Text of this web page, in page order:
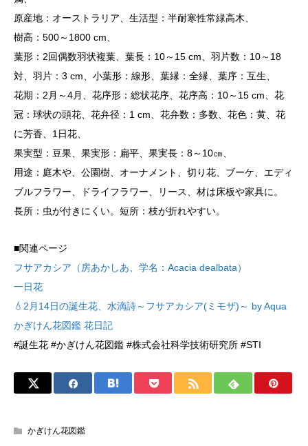
原産地：オーストラリア、生活型：半耐寒性常緑高木、
樹高：500～1800 cm、
葉形：2回偶数羽状複葉、葉長：10～15 cm、羽片数：10～18
対、羽片：3 cm、小葉形：線形、葉縁：全縁、葉序：互生、
花期：2月～4月、花序形：総状花序、花序高：10～15 cm、花
冠：球状の頭花、花弁径：1 cm、花弁数：多数、花色：黄、花
に芳香、1日花、
果実型：豆果、果実形：扁平、果実長：8～10㎝、
用途：庭木や、公園樹、オーナメント、切り花、ブーケ、エディ
ブルフラワー、ドライフラワー、リース、材は床板や家具に。
長所：虫が付きにくい。短所：枝が折れやすい。
■関連ページ
フサアカシア（房あかしあ、学名：Acacia dealbata）
一日花
💧2月14日の誕生花、水滴詩～フサアカシア(ミモザ)～ by Aqua
かぎけん花図鑑 花日記
#誕生花 #かぎけん花図鑑 #株式会社科学技術研究所 #STI
かぎけん花図鑑